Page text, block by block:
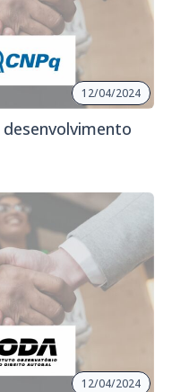
12/04/2024
desenvolvimento
12/04/2024